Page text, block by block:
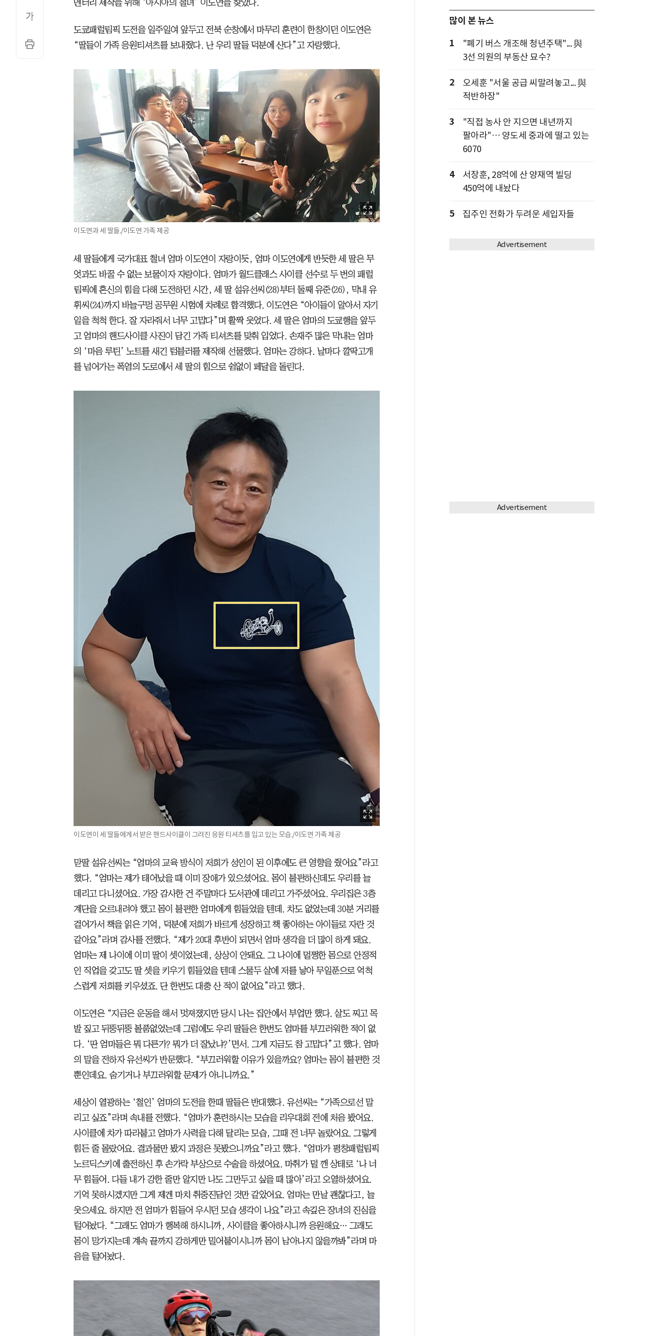
멘터리 제작을 위해 ‘아시아의 철녀’ 이도연을 찾았다.
도쿄패럴림픽 도전을 일주일여 앞두고 전북 순창에서 마무리 훈련이 한창이던 이도연은
“딸들이 가족 응원티셔츠를 보내줬다. 난 우리 딸들 덕분에 산다”고 자랑했다.
이도연과 세 딸들./이도연 가족 제공
세 딸들에게 국가대표 철녀 엄마 이도연이 자랑이듯, 엄마 이도연에게 반듯한 세 딸은 무
엇과도 바꿀 수 없는 보물이자 자랑이다. 엄마가 월드클래스 사이클 선수로 두 번의 패럴
림픽에 혼신의 힘을 다해 도전하던 시간, 세 딸 설유선씨(28)부터 둘째 유준(26), 막내 유
휘씨(24)까지 바늘구멍 공무원 시험에 차례로 합격했다. 이도연은 “아이들이 알아서 자기
일을 척척 한다. 잘 자라줘서 너무 고맙다”며 활짝 웃었다. 세 딸은 엄마의 도쿄행을 앞두
고 엄마의 핸드사이클 사진이 담긴 가족 티셔츠를 맞춰 입었다. 손재주 많은 막내는 엄마
의 ‘마음 루틴’ 노트를 새긴 텀블러를 제작해 선물했다. 엄마는 강하다. 날마다 깔딱고개
를 넘어가는 폭염의 도로에서 세 딸의 힘으로 쉼없이 페달을 돌린다.
이도연이 세 딸들에게서 받은 핸드사이클이 그려진 응원 티셔츠를 입고 있는 모습./이도연 가족 제공
맏딸 설유선씨는 “엄마의 교육 방식이 저희가 성인이 된 이후에도 큰 영향을 줬어요”라고
했다. “엄마는 제가 태어났을 때 이미 장애가 있으셨어요. 몸이 불편하신데도 우리를 늘
데리고 다니셨어요. 가장 감사한 건 주말마다 도서관에 데리고 가주셨어요. 우리집은 3층
계단을 오르내려야 했고 몸이 불편한 엄마에게 힘들었을 텐데. 차도 없었는데 30분 거리를
걸어가서 책을 읽은 기억, 덕분에 저희가 바르게 성장하고 책 좋아하는 아이들로 자란 것
같아요”라며 감사를 전했다. “제가 20대 후반이 되면서 엄마 생각을 더 많이 하게 돼요.
엄마는 제 나이에 이미 딸이 셋이었는데, 상상이 안돼요. 그 나이에 멀쩡한 몸으로 안정적
인 직업을 갖고도 딸 셋을 키우기 힘들었을 텐데 스물두 살에 저를 낳아 무일푼으로 억척
스럽게 저희를 키우셨죠. 단 한번도 대충 산 적이 없어요”라고 했다.
이도연은 “지금은 운동을 해서 멋져졌지만 당시 나는 집안에서 부업만 했다. 살도 찌고 목
발 짚고 뒤뚱뒤뚱 볼품없었는데 그럼에도 우리 딸들은 한번도 엄마를 부끄러워한 적이 없
다. ‘딴 엄마들은 뭐 다른가? 뭐가 더 잘났냐?’면서. 그게 지금도 참 고맙다”고 했다. 엄마
의 말을 전하자 유선씨가 반문했다. “부끄러워할 이유가 있을까요? 엄마는 몸이 불편한 것
뿐인데요. 숨기거나 부끄러워할 문제가 아니니까요.”
세상이 열광하는 ‘철인’ 엄마의 도전을 한때 딸들은 반대했다. 유선씨는 “가족으로선 말
리고 싶죠”라며 속내를 전했다. “엄마가 훈련하시는 모습을 리우대회 전에 처음 봤어요.
사이클에 차가 따라붙고 엄마가 사력을 다해 달리는 모습, 그때 전 너무 놀랐어요. 그렇게
힘든 줄 몰랐어요. 결과물만 봤지 과정은 못봤으니까요”라고 했다. “엄마가 평창패럴림픽
노르딕스키에 출전하신 후 손가락 부상으로 수술을 하셨어요. 마취가 덜 깬 상태로 ‘나 너
무 힘들어. 다들 내가 강한 줄만 알지만 나도 그만두고 싶을 때 많아’라고 오열하셨어요.
기억 못하시겠지만 그게 제겐 마치 취중진담인 것만 같았어요. 엄마는 만날 괜찮다고, 늘
웃으세요. 하지만 전 엄마가 힘들어 우시던 모습 생각이 나요”라고 속깊은 장녀의 진심을
털어놨다. “그래도 엄마가 행복해 하시니까, 사이클을 좋아하시니까 응원해요… 그래도
몸이 망가지는데 계속 끝까지 강하게만 밀어붙이시니까 몸이 남아나지 않을까봐”라며 마
음을 털어놨다.
많이 본 뉴스
1
"폐기 버스 개조해 청년주택"... 與
3선 의원의 부동산 묘수?
2
오세훈 "서울 공급 씨말려놓고... 與
적반하장"
3
"직접 농사 안 지으면 내년까지
팔아라"… 양도세 중과에 떨고 있는
6070
4
서장훈, 28억에 산 양재역 빌딩
450억에 내놨다
5 집주인 전화가 두려운 세입자들